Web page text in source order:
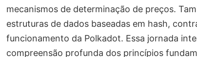
mecanismos de determinação de preços.
estruturas de dados baseadas em hash,
funcionamento da Polkadot. Essa jornada
compreensão profunda dos princípios